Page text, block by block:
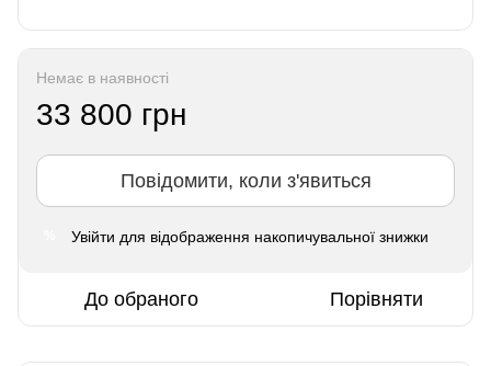
Немає в наявності
33 800 грн
Повідомити, коли з'явиться
Увійти для відображення накопичувальної знижки
До обраного Порівняти